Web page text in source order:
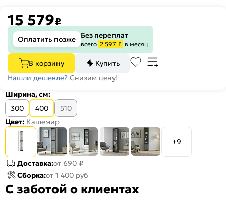
15 579₽
Оплатить позже Без переплат
всего 2 597 ₽ в месяц
В корзину
Купить
Нашли дешевле? Снизим цену!
Ширина, см:
300
400
510
Цвет: Кашемир
+9
Доставка:от 690 ₽
Сборка:от 1 400 руб
С заботой о клиентах